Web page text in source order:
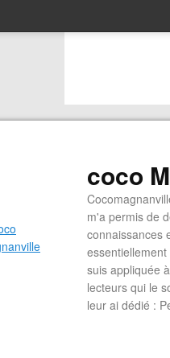
coco
m'a permis de
connaissances
suis appliquée
lecteurs qui le
leur ai dédié :